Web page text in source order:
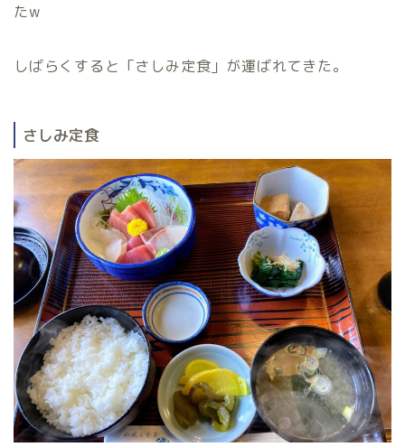
たw
しばらくすると「さしみ定食」が運ばれてきた。
さしみ定食